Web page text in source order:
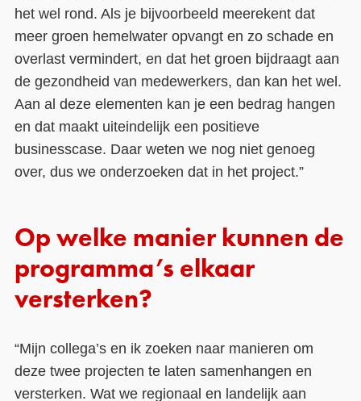
het wel rond. Als je bijvoorbeeld meerekent dat
meer groen hemelwater opvangt en zo schade en
overlast vermindert, en dat het groen bijdraagt aan
de gezondheid van medewerkers, dan kan het wel.
Aan al deze elementen kan je een bedrag hangen
en dat maakt uiteindelijk een positieve
businesscase. Daar weten we nog niet genoeg
over, dus we onderzoeken dat in het project.”
Op welke manier kunnen de
programma’s elkaar
versterken?
“Mijn collega’s en ik zoeken naar manieren om
deze twee projecten te laten samenhangen en
versterken. Wat we regionaal en landelijk aan